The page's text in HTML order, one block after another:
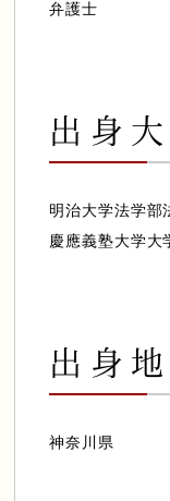
弁護士
出身
明治大学法学部
慶應義塾大学大
出身地
神奈川県
会